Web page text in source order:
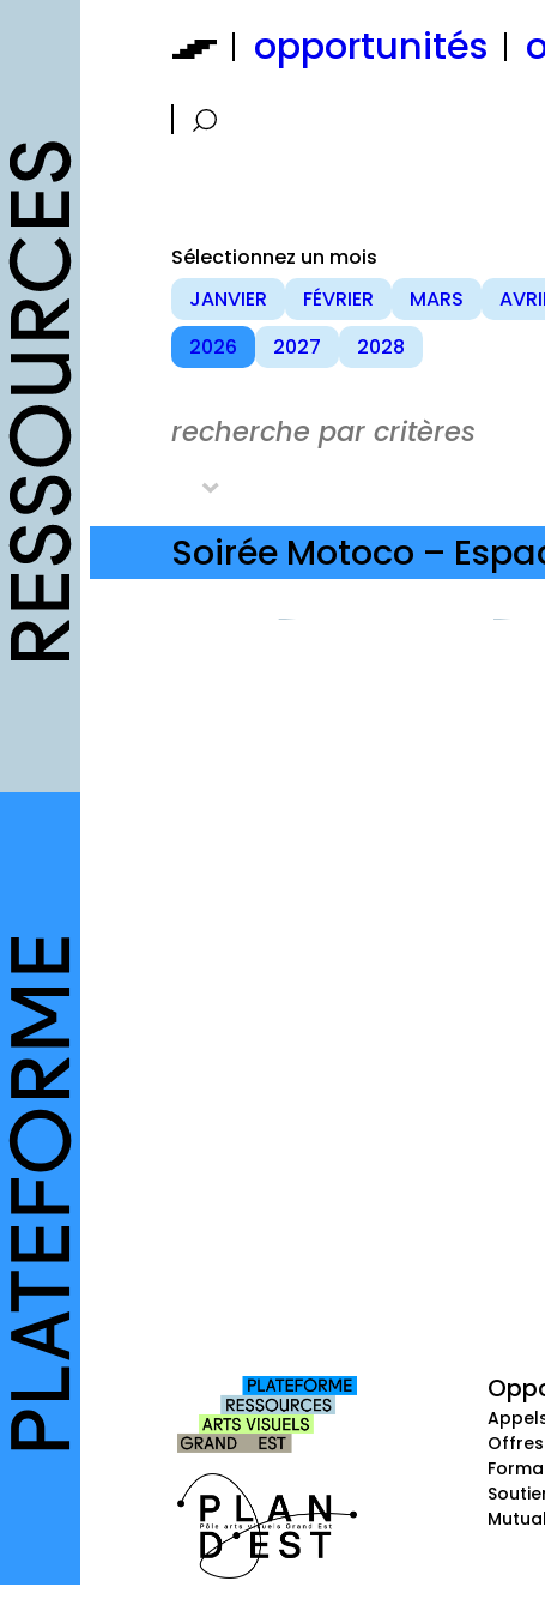
opportunités
Sélectionnez un mois
JANVIER
FÉVRIER MARS
2026
2027 2028
recherche par critères
Soirée Motoco –